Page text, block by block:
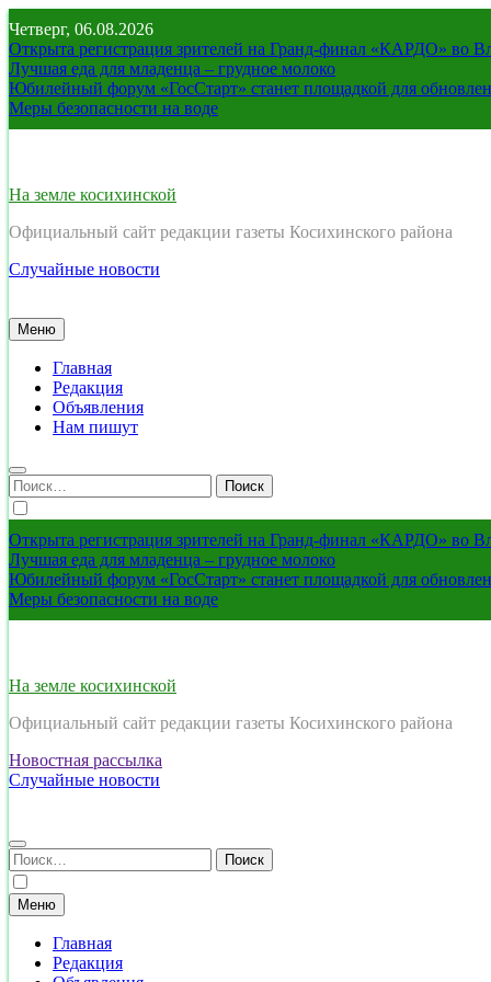
Перейти
к
содержимому
Четверг, 06.08.2026
Открыта регистрация зрителей на Гранд-финал «КАРДО» во
Лучшая еда для младенца – грудное молоко
Юбилейный форум «ГосСтарт» станет площадкой для
Меры безопасности на воде
На земле косихинской
Официальный сайт редакции газеты Косихинского района
Случайные новости
Меню
Главная
Редакция
Объявления
Нам пишут
Найти:
Открыта регистрация зрителей на Гранд-финал «КАРДО» во
Лучшая еда для младенца – грудное молоко
Юбилейный форум «ГосСтарт» станет площадкой для
Меры безопасности на воде
На земле косихинской
Официальный сайт редакции газеты Косихинского района
Новостная рассылка
Случайные новости
Найти:
Меню
Главная
Редакция